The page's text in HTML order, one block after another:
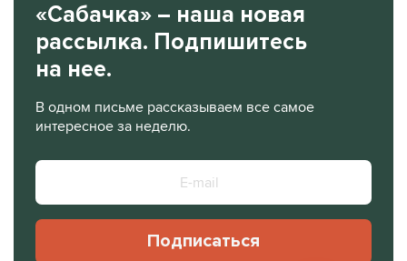
«Сабачка» – наша новая
рассылка. Подпишитесь
на нее.
В одном письме рассказываем все самое
интересное за неделю.
Подписаться